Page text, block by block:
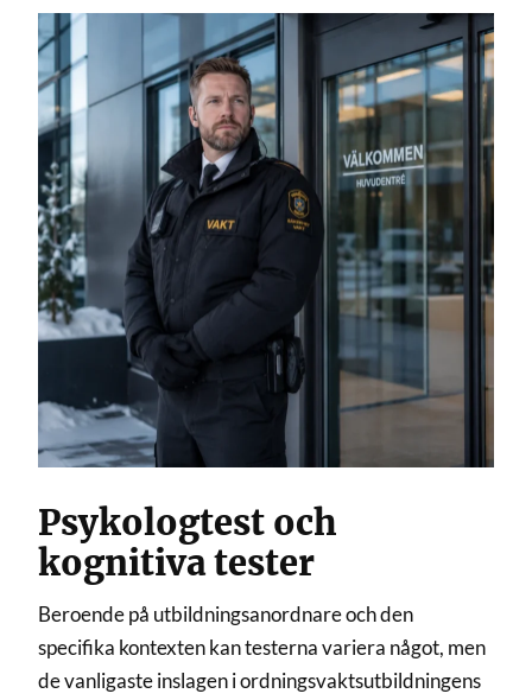
Psykologtest och
kognitiva tester
Beroende på utbildningsanordnare och den
specifika kontexten kan testerna variera något, men
de vanligaste inslagen i ordningsvaktsutbildningens